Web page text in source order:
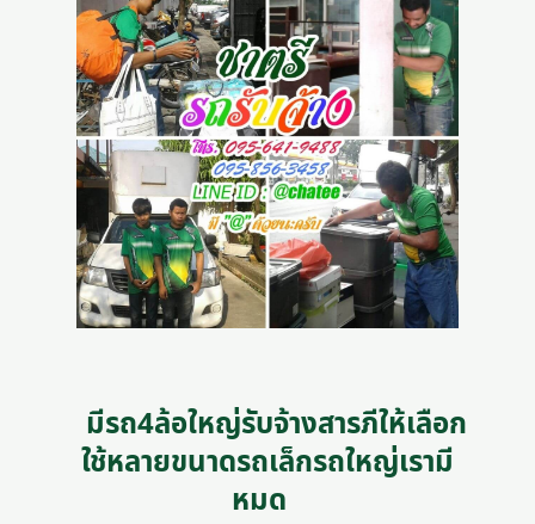
มีรถ4ล้อใหญ่รับจ้างสารภีให้เลือก
ใช้หลายขนาดรถเล็กรถใหญ่เรามี
หมด